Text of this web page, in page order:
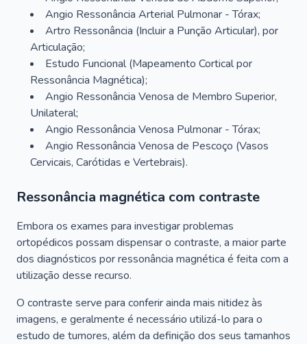
Angio Ressonância Arterial Pulmonar - Tórax;
Artro Ressonância (Incluir a Punção Articular), por
Articulação;
Estudo Funcional (Mapeamento Cortical por
Ressonância Magnética);
Angio Ressonância Venosa de Membro Superior,
Unilateral;
Angio Ressonância Venosa Pulmonar - Tórax;
Angio Ressonância Venosa de Pescoço (Vasos
Cervicais, Carótidas e Vertebrais).
Ressonância magnética com contraste
Embora os exames para investigar problemas
ortopédicos possam dispensar o contraste, a maior parte
dos diagnósticos por ressonância magnética é feita com a
utilização desse recurso.
O contraste serve para conferir ainda mais nitidez às
imagens, e geralmente é necessário utilizá-lo para o
estudo de tumores, além da definição dos seus tamanhos